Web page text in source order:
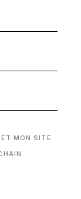
MON SITE